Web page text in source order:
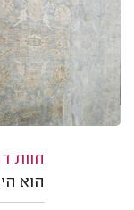
חוות
הוא